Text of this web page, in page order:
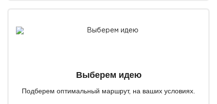
Выберем идею
Подберем оптимальный маршрут, на ваших условиях.